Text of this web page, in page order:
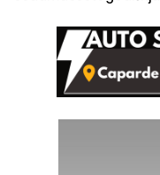
Kravice.